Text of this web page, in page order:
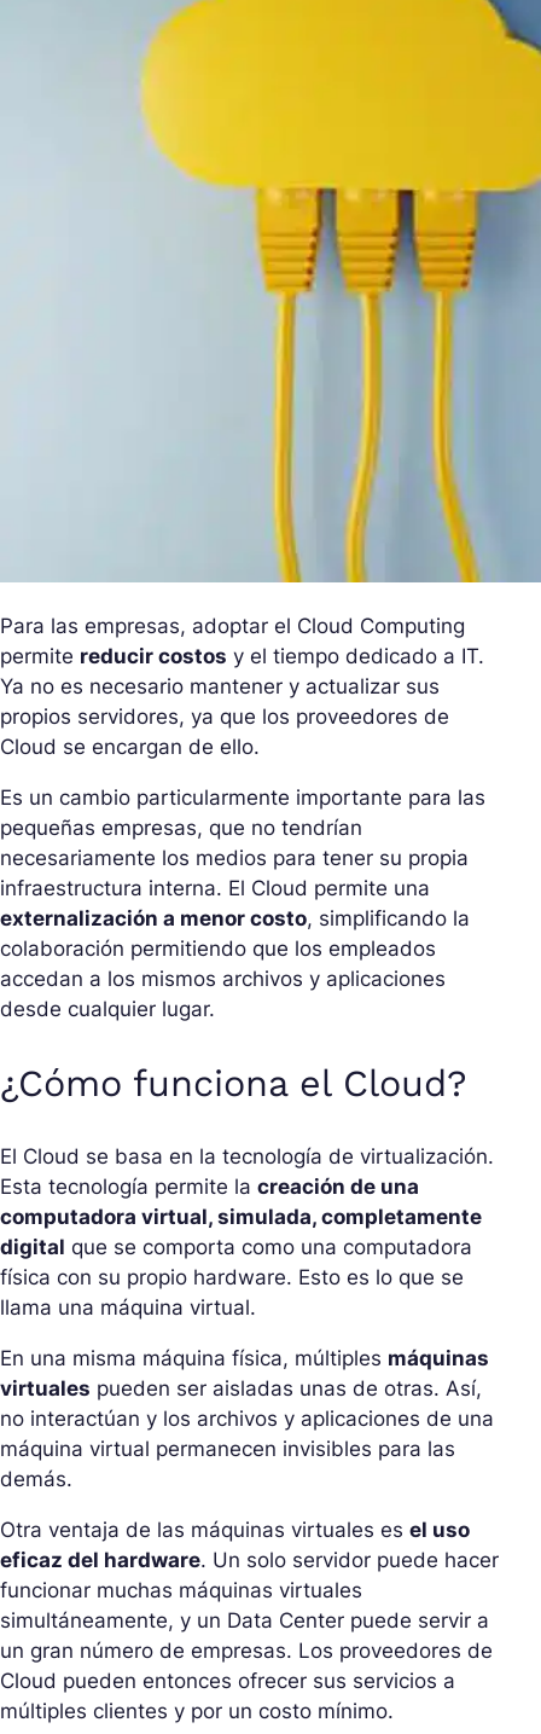
Para las empresas, adoptar el Cloud Computing
permite reducir costos y el tiempo dedicado a IT.
Ya no es necesario mantener y actualizar sus
propios servidores, ya que los proveedores de
Cloud se encargan de ello.
Es un cambio particularmente importante para las
pequeñas empresas, que no tendrían
necesariamente los medios para tener su propia
infraestructura interna. El Cloud permite una
externalización a menor costo, simplificando la
colaboración permitiendo que los empleados
accedan a los mismos archivos y aplicaciones
desde cualquier lugar.
¿Cómo funciona el Cloud?
El Cloud se basa en la tecnología de virtualización.
Esta tecnología permite la creación de una
computadora virtual, simulada, completamente
digital que se comporta como una computadora
física con su propio hardware. Esto es lo que se
llama una máquina virtual.
En una misma máquina física, múltiples máquinas
virtuales pueden ser aisladas unas de otras. Así,
no interactúan y los archivos y aplicaciones de una
máquina virtual permanecen invisibles para las
demás.
Otra ventaja de las máquinas virtuales es el uso
eficaz del hardware. Un solo servidor puede hacer
funcionar muchas máquinas virtuales
simultáneamente, y un Data Center puede servir a
un gran número de empresas. Los proveedores de
Cloud pueden entonces ofrecer sus servicios a
múltiples clientes y por un costo mínimo.